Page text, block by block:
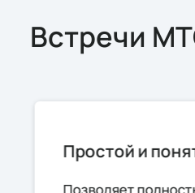
Встречи
Простой и